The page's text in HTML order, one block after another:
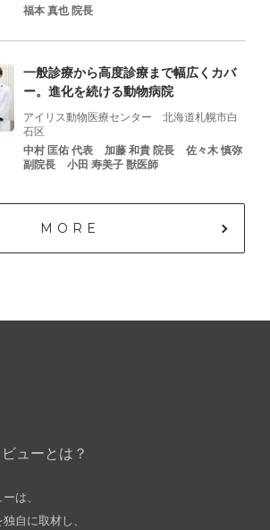
福本 真也 院長
一般診療から高度診療まで幅広くカバ
ー。進化を続ける動物病院
アイリス動物医療センター 北海道札幌市白
石区
中村 匡佑 代表
加藤 和貴 院⻑
佐々⽊ 慎弥
副院⻑
⼩⽥ 寿美⼦ 獣医師
MORE
ューとは？
は、
自に取材し、